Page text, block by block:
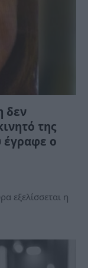
δεν
της
έγραφε ο
εξελίσσεται η